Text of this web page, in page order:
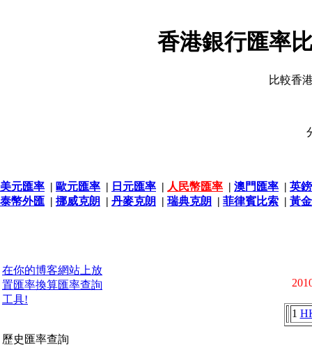
香港銀行匯率
比較香
美元匯率 | 歐元匯率 | 日元匯率 | 人民幣匯率 | 澳門匯率 | 英
泰幣外匯 | 挪威克朗 | 丹麥克朗 | 瑞典克朗 | 菲律賓比索 | 黃
在你的博客網站上放
置匯率換算匯率查詢
工具!
歷史匯率查詢
1